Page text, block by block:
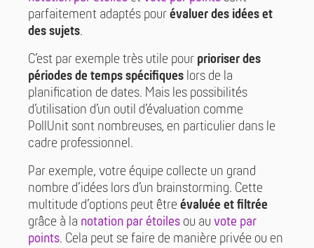
parfaitement adaptés pour évaluer des idées et
des sujets.
C’est par exemple très utile pour prioriser des
périodes de temps spécifiques lors de la
planification de dates. Mais les possibilités
d’utilisation d’un outil d’évaluation comme
PollUnit sont nombreuses, en particulier dans le
cadre professionnel.
Par exemple, votre équipe collecte un grand
nombre d’idées lors d’un brainstorming. Cette
multitude d’options peut être évaluée et filtrée
grâce à la notation par étoiles ou au vote par
points. Cela peut se faire de manière privée ou en